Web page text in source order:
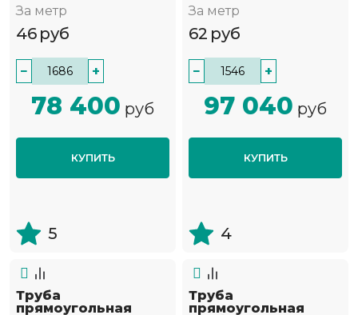
За метр
46 руб
− +
78 400 руб
КУПИТЬ
5
За метр
62 руб
− +
97 040 руб
КУПИТЬ
4
Труба
прямоугольная
Труба
прямоугольная